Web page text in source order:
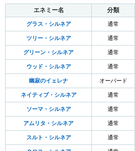
エネミー名 分類
グラス・シルネア 通常
ツリー・シルネア 通常
グリーン・シルネア 通常
ウッド・シルネア 通常
幽寂のイェレナ オーバード
ネイティブ・シルネア 通常
ソーマ・シルネア 通常
アムリタ・シルネア 通常
スルト・シルネア 通常